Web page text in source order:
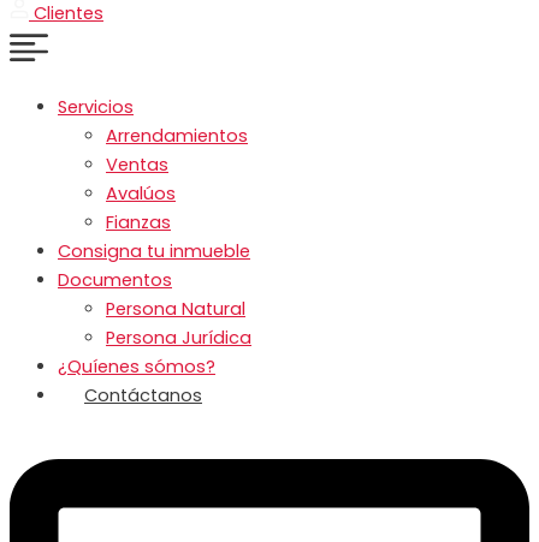
Clientes
Servicios
Arrendamientos
Ventas
Avalúos
Fianzas
Consigna tu inmueble
Documentos
Persona Natural
Persona Jurídica
¿Quíenes sómos?
Contáctanos